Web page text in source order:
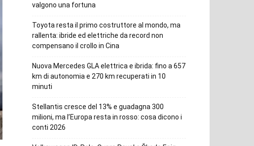
valgono una fortuna
Toyota resta il primo costruttore al mondo, ma
rallenta: ibride ed elettriche da record non
compensano il crollo in Cina
Nuova Mercedes GLA elettrica e ibrida: fino a 657
km di autonomia e 270 km recuperati in 10
minuti
Stellantis cresce del 13% e guadagna 300
milioni, ma l’Europa resta in rosso: cosa dicono i
conti 2026